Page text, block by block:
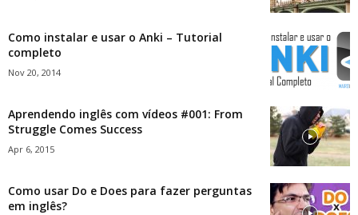
Como instalar e usar o Anki – Tutorial
completo
Nov 20, 2014
Aprendendo inglês com vídeos #001: From
Struggle Comes Success
Apr 6, 2015
Como usar Do e Does para fazer perguntas
em inglês?